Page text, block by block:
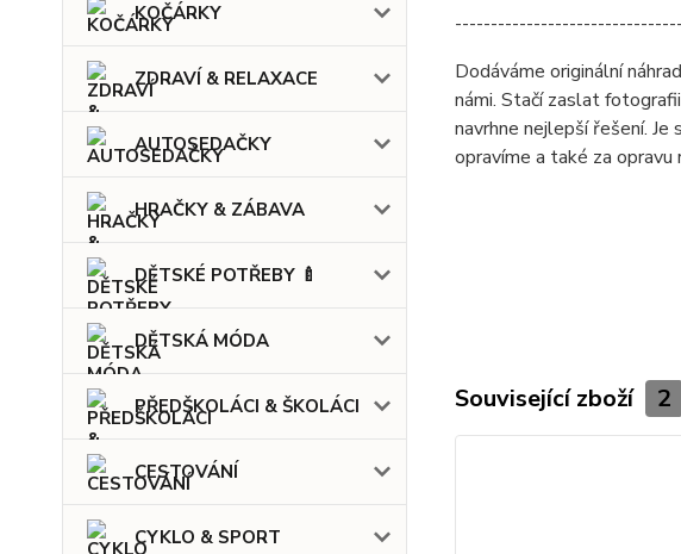
KOČÁRKY
ZDRAVÍ & RELAXACE
AUTOSEDAČKY
HRAČKY & ZÁBAVA
DĚTSKÉ POTŘEBY 🍼
DĚTSKÁ MÓDA
PŘEDŠKOLÁCI & ŠKOLÁCI
CESTOVÁNÍ
CYKLO & SPORT
Dodáváme originální
námi. Stačí zaslat
navrhne nejlepší řešení.
opravíme a také za
Související zboží 2